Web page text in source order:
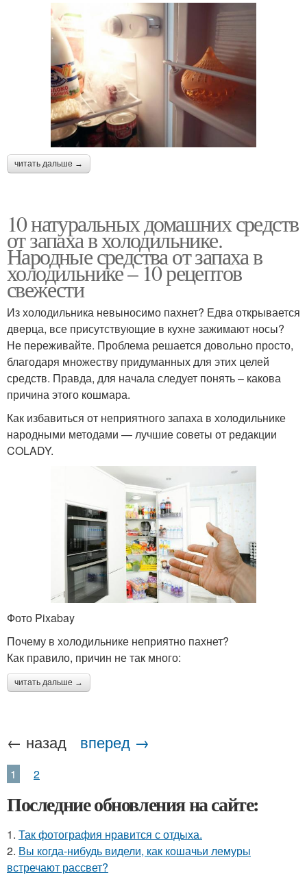
читать дальше →
10 натуральных домашних средств
от запаха в холодильнике.
Народные средства от запаха в
холодильнике – 10 рецептов
свежести
Из холодильника невыносимо пахнет? Едва открывается
дверца, все присутствующие в кухне зажимают носы?
Не переживайте. Проблема решается довольно просто,
благодаря множеству придуманных для этих целей
средств. Правда, для начала следует понять – какова
причина этого кошмара.
Как избавиться от неприятного запаха в холодильнике
народными методами — лучшие советы от редакции
COLADY.
Фото Pixabay
Почему в холодильнике неприятно пахнет?
Как правило, причин не так много:
читать дальше →
← назад вперед →
1 2
Последние обновления на сайте:
1. Так фотография нравится с отдыха.
2. Вы когда-нибудь видели, как кошачьи лемуры
встречают рассвет?